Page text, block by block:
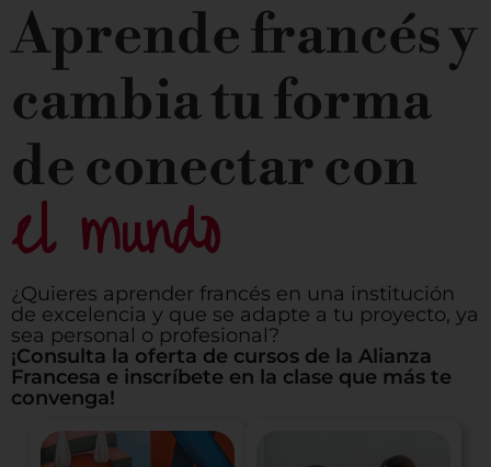
Aprende francés y
cambia tu forma
de conectar con
el mundo
¿Quieres aprender francés en una institución
de excelencia y que se adapte a tu proyecto, ya
sea personal o profesional?
¡Consulta la oferta de cursos de la Alianza
Francesa e inscríbete en la clase que más te
convenga!